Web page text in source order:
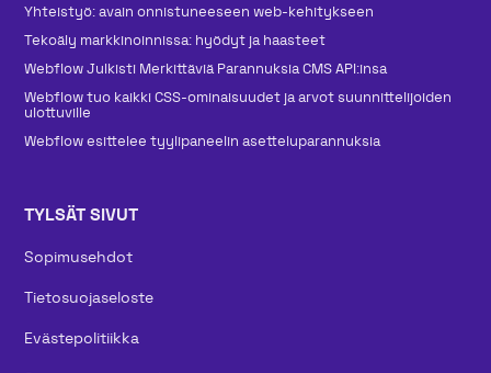
Yhteistyö: avain onnistuneeseen web-kehitykseen
Tekoäly markkinoinnissa: hyödyt ja haasteet
Webflow Julkisti Merkittäviä Parannuksia CMS API:insa
Webflow tuo kaikki CSS-ominaisuudet ja arvot suunnittelijoiden
ulottuville
Webflow esittelee tyylipaneelin asetteluparannuksia
TYLSÄT SIVUT
Sopimusehdot
Tietosuojaseloste
Evästepolitiikka